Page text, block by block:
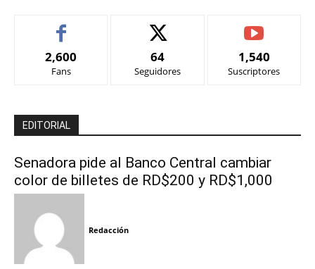
2,600
Fans
64
Seguidores
1,540
Suscriptores
EDITORIAL
Senadora pide al Banco Central cambiar
color de billetes de RD$200 y RD$1,000
Redacción